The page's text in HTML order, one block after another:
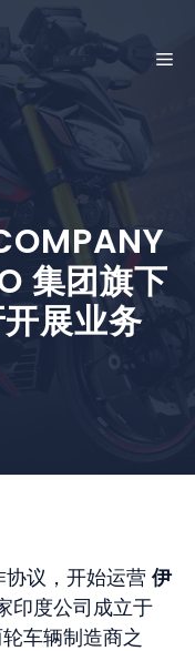
菜
集团旗下
展业务
议，开始运营 伊
印度公司成立于
车辆制造商之